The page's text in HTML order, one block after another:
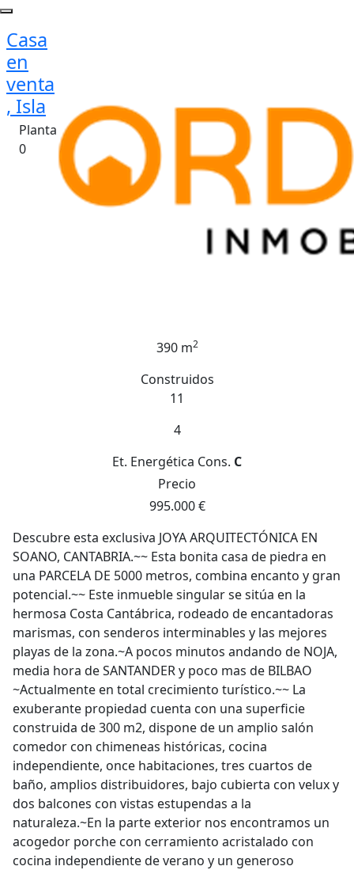
Casa
en
venta
, Isla
Planta
0
390 m2
Construidos
11
4
Et. Energética Cons. C
Precio
995.000 €
Descubre esta exclusiva JOYA ARQUITECTÓNICA EN
SOANO, CANTABRIA.~~ Esta bonita casa de piedra en
una PARCELA DE 5000 metros, combina encanto y gran
potencial.~~ Este inmueble singular se sitúa en la
hermosa Costa Cantábrica, rodeado de encantadoras
marismas, con senderos interminables y las mejores
playas de la zona.~A pocos minutos andando de NOJA,
media hora de SANTANDER y poco mas de BILBAO
~Actualmente en total crecimiento turístico.~~ La
exuberante propiedad cuenta con una superficie
construida de 300 m2, dispone de un amplio salón
comedor con chimeneas históricas, cocina
independiente, once habitaciones, tres cuartos de
baño, amplios distribuidores, bajo cubierta con velux y
dos balcones con vistas estupendas a la
naturaleza.~En la parte exterior nos encontramos un
acogedor porche con cerramiento acristalado con
cocina independiente de verano y un generoso